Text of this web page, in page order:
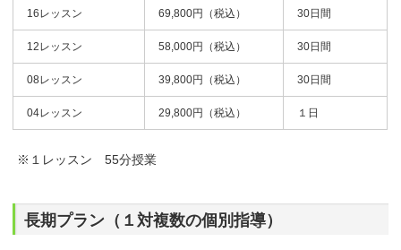
16レッスン 69,800円（税込） 30日間
12レッスン 58,000円（税込） 30日間
08レッスン 39,800円（税込） 30日間
04レッスン 29,800円（税込） １日
※１レッスン 55分授業
長期プラン（１対複数の個別指導）